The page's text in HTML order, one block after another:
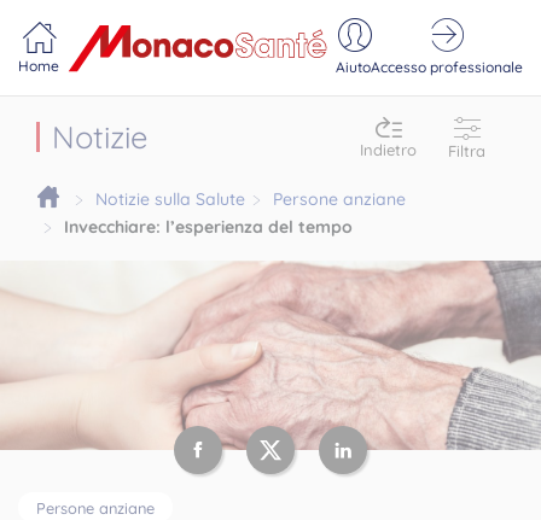
Home AiutoAccesso professionale
Notizie Indietro Filtra
Notizie sulla Salute
Persone anziane
Invecchiare: l’esperienza del tempo
Persone anziane